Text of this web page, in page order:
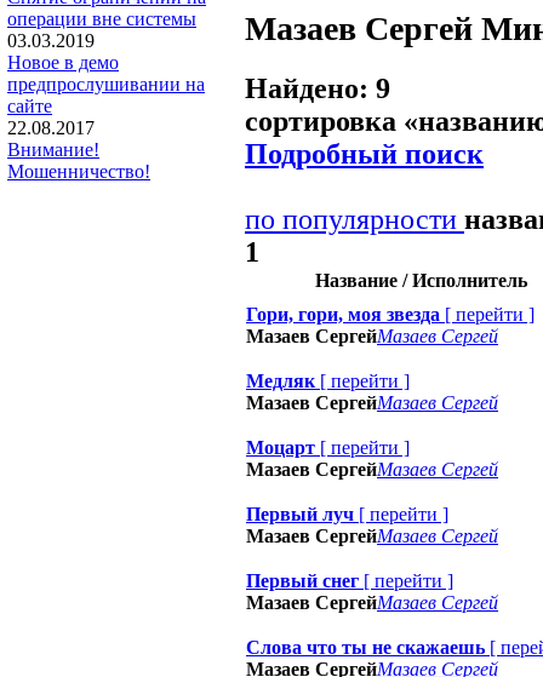
операции вне системы
03.03.2019
Новое в демо
предпрослушивании на
сайте
22.08.2017
Внимание!
Мошенничество!
Мазаев Сергей
Найдено: 9
сортировка «
Подробный поиск
по популярности
1
Название / Исполнитель
Гори, гори, моя звезда [ перейти ]
Мазаев СергейМазаев Сергей
Медляк [ перейти ]
Мазаев СергейМазаев Сергей
Моцарт [ перейти ]
Мазаев СергейМазаев Сергей
Первый луч [ перейти ]
Мазаев СергейМазаев Сергей
Первый снег [ перейти ]
Мазаев СергейМазаев Сергей
Слова что ты не скажаешь [
Мазаев СергейМазаев Сергей